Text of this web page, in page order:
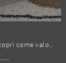
Elementi complementari e tavolini Stones: scopri come valorizzare i tuoi spazi design con il modello Tavolino Fold Big.